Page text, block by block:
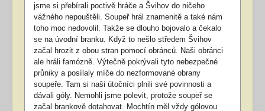
jsme si přebírali poctivě hráče a Švihov do ničeho
vážného nepouštěli. Soupeř hrál znamenitě a také nám
toho moc nedovolil. Takže se dlouho bojovalo a čekalo
se na úvodní branku. Když to nešlo středem Švihov
začal hrozit z obou stran pomocí obránců. Naši obránci
ale hráli famózně. Výtečně pokrývali tyto nebezpečné
průniky a posílaly míče do nezformované obrany
soupeře. Tam si naši útočníci plnili své povinnosti a
dávali góly. Nemohli jsme polevit, protože soupeř se
začal brankově dotahovat. Mochtín měl vždy gólovou